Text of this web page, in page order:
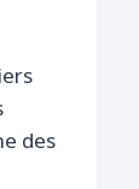
des